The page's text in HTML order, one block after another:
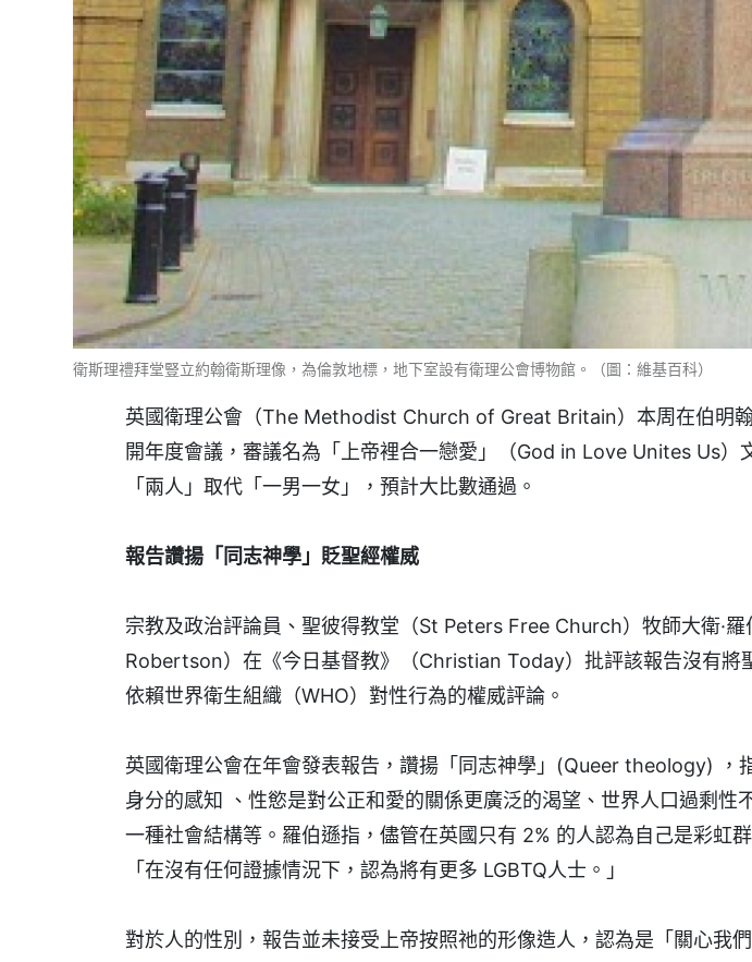
衛斯理禮拜堂豎立約翰衛斯理像，為倫敦地標，地下室設有衛理公會博物館。（圖：維基百科）
英國衛理公會（The Methodist Church of Great Britain）本周在伯明
開年度會議，審議名為「上帝裡合一戀愛」（God in Love Unites Us）
「兩人」取代「一男一女」，預計大比數通過。
報告讚揚「同志神學」貶聖經權威
宗教及政治評論員、聖彼得教堂（St Peters Free Church）牧師大衛·
Robertson）在《今日基督教》（Christian Today）批評該報告沒有將
依賴世界衛生組織（WHO）對性行為的權威評論。
英國衛理公會在年會發表報告，讚揚「同志神學」(Queer theology) ，
身分的感知 、性慾是對公正和愛的關係更廣泛的渴望、世界人口過剩性
一種社會結構等。羅伯遜指，儘管在英國只有 2% 的人認為自己是彩虹
「在沒有任何證據情況下，認為將有更多 LGBTQ人士。」
對於人的性別，報告並未接受上帝按照祂的形像造人，認為是「關心我